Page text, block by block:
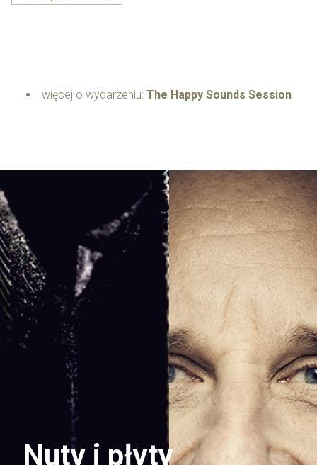
więcej o wydarzeniu: The Happy Sounds Session
Nuty i płyty